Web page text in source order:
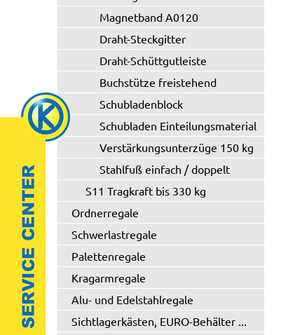
Magnetband A0120
Draht-Steckgitter
Draht-Schüttgutleiste
Buchstütze freistehend
Schubladenblock
Schubladen Einteilungsmaterial
Verstärkungsunterzüge 150 kg
Stahlfuß einfach / doppelt
S11 Tragkraft bis 330 kg
Ordnerregale
Schwerlastregale
Palettenregale
Kragarmregale
Alu- und Edelstahlregale
Sichtlagerkästen, EURO-Behälter ...